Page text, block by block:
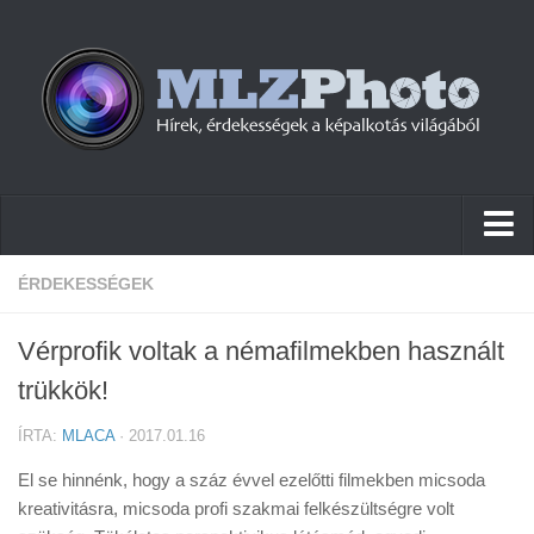
Hírek
Cikkek
Tudástár
ÉRDEKESSÉGEK
Vérprofik voltak a némafilmekben használt
trükkök!
ÍRTA: MLACA· 2017.01.16
El se hinnénk, hogy a száz évvel ezelőtti filmekben micsoda
kreativitásra, micsoda profi szakmai felkészültségre volt